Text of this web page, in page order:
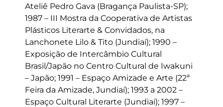
Ateliê Pedro Gava (Bragança Paulista-SP);
1987 – III Mostra da Cooperativa de Artistas
Plásticos Literarte & Convidados, na
Lanchonete Lilo & Tito (Jundiaí); 1990 –
Exposição de Intercâmbio Cultural
Brasil/Japão no Centro Cultural de Iwakuni
– Japão; 1991 – Espaço Amizade e Arte (22ª
Feira da Amizade, Jundiaí); 1993 a 2002 –
Espaço Cultural Literarte (Jundiaí); 1997 –